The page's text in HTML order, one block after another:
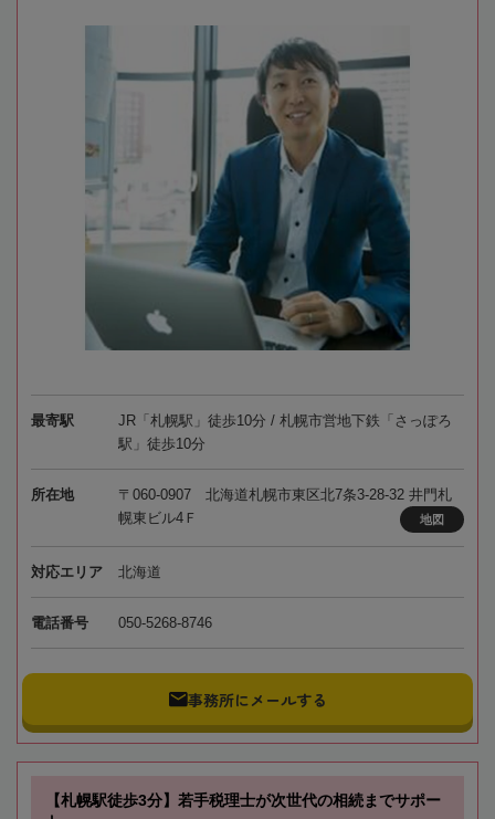
最寄駅
JR「札幌駅」徒歩10分 / 札幌市営地下鉄「さっぽろ
駅」徒歩10分
所在地
〒060-0907 北海道札幌市東区北7条3-28-32 井門札
幌東ビル4Ｆ
地図
対応エリア 北海道
電話番号 050-5268-8746
事務所にメールする
【札幌駅徒歩3分】若手税理士が次世代の相続までサポー